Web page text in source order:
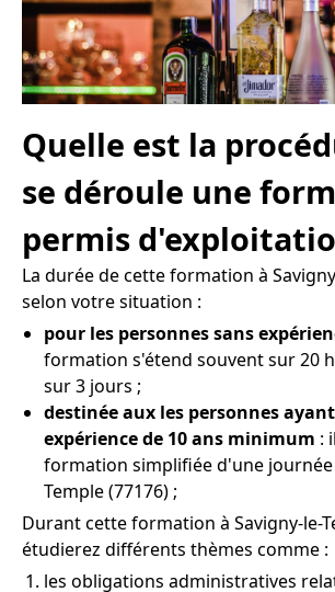
Quelle est la
se déroule une
permis
La durée de cette formation à
selon votre situation :
pour les personnes sans
formation s'étend souvent sur 20
sur 3 jours ;
destinée aux les personnes
expérience de 10 ans minimum :
formation simplifiée d'une journée
Temple (77176) ;
Durant cette formation à Savigny-le-
étudierez différents thèmes comme :
les obligations administratives